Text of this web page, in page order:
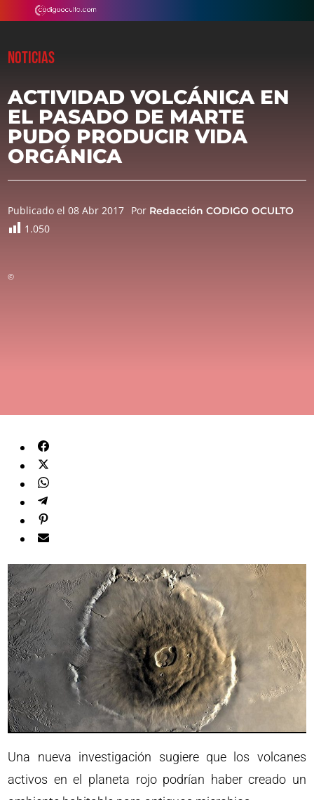
NOTICIAS
ACTIVIDAD VOLCÁNICA EN
EL PASADO DE MARTE
PUDO PRODUCIR VIDA
ORGÁNICA
Publicado el 08 Abr 2017 Por Redacción CODIGO OCULTO
1.050
©
Una nueva investigación sugiere que los volcanes
activos en el planeta rojo podrían haber creado un